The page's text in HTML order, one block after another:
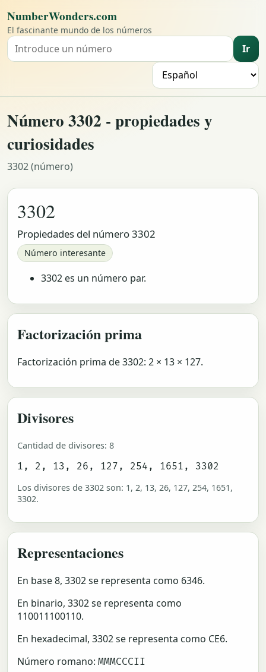
NumberWonders.com
El fascinante mundo de los números
Buscar un número Ir
Número 3302 - propiedades y
curiosidades
3302 (número)
3302
Propiedades del número 3302
Número interesante
3302 es un número par.
Factorización prima
Factorización prima de 3302: 2 × 13 × 127.
Divisores
Cantidad de divisores: 8
1, 2, 13, 26, 127, 254, 1651, 3302
Los divisores de 3302 son: 1, 2, 13, 26, 127, 254, 1651,
3302.
Representaciones
En base 8, 3302 se representa como 6346.
En binario, 3302 se representa como
110011100110.
En hexadecimal, 3302 se representa como CE6.
Número romano: MMMCCCII